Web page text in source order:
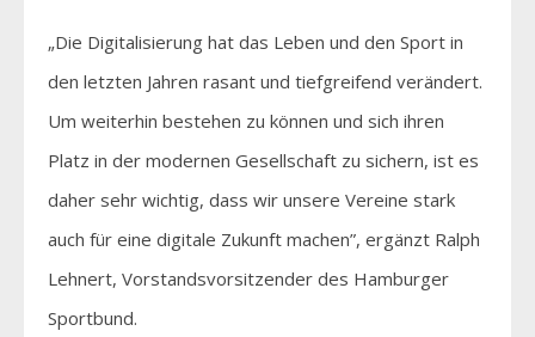
„Die Digitalisierung hat das Leben und den Sport in
den letzten Jahren rasant und tiefgreifend verändert.
Um weiterhin bestehen zu können und sich ihren
Platz in der modernen Gesellschaft zu sichern, ist es
daher sehr wichtig, dass wir unsere Vereine stark
auch für eine digitale Zukunft machen”, ergänzt Ralph
Lehnert, Vorstandsvorsitzender des Hamburger
Sportbund.